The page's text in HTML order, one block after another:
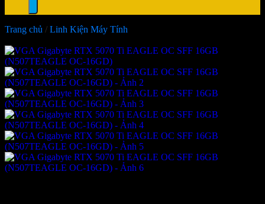
Trang chủ / Linh Kiện Máy Tính